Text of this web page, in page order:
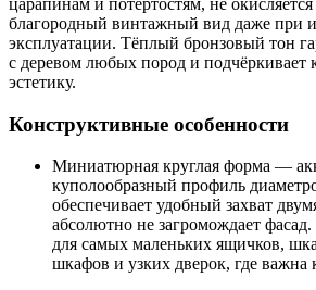
царапинам и потёртостям, не
благородный винтажный вид даже при
эксплуатации. Тёплый бронзовый тон
с деревом любых пород и подчёркивает
эстетику.
Конструктивные особенности
Миниатюрная круглая форма —
куполообразный профиль
обеспечивает удобный захват
абсолютно не загромождает
для самых маленьких ящичков,
шкафов и узких дверок, где важна